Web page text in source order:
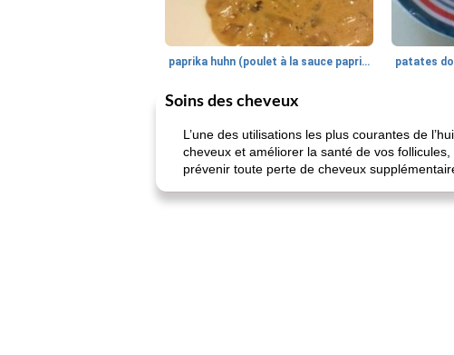
paprika huhn (poulet à la sauce paprika).
Soins des cheveux
L’une des utilisations les plus courantes de
cheveux et améliorer la santé de vos
prévenir toute perte de cheveux